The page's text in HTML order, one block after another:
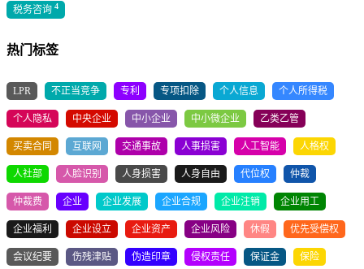
税务咨询 4
热门标签
LPR 不正当竞争 专利 专项扣除 个人信息 个人所得税
个人隐私 中央企业 中小企业 中小微企业 乙类乙管
买卖合同 互联网 交通事故 人事损害 人工智能 人格权
人社部 人脸识别 人身损害 人身自由 代位权 仲裁
仲裁费 企业 企业发展 企业合规 企业注销 企业用工
企业福利 企业设立 企业资产 企业风险 休假 优先受偿权
会议纪要 伤残津贴 伪造印章 侵权责任 保证金 保险